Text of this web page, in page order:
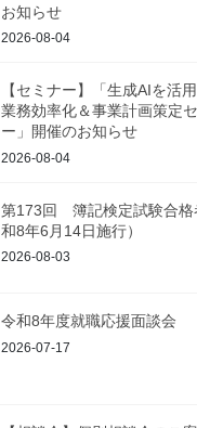
お知らせ
2026-08-04
【セミナー】「生成AIを活
業務効率化＆事業計画策定
ー」開催のお知らせ
2026-08-04
第173回 簿記検定試験合格
和8年6月14日施行）
2026-08-03
令和8年度就職応援面談会
2026-07-17